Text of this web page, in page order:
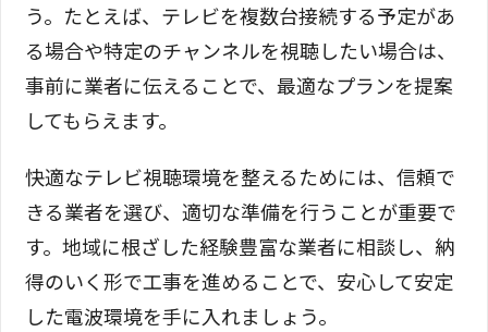
う。たとえば、テレビを複数台接続する予定があ
る場合や特定のチャンネルを視聴したい場合は、
事前に業者に伝えることで、最適なプランを提案
してもらえます。
快適なテレビ視聴環境を整えるためには、信頼で
きる業者を選び、適切な準備を行うことが重要で
す。地域に根ざした経験豊富な業者に相談し、納
得のいく形で工事を進めることで、安心して安定
した電波環境を手に入れましょう。